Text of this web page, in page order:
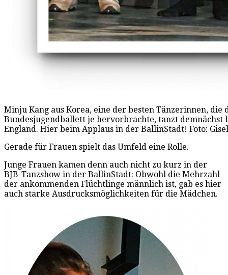
Minju Kang aus Korea, eine der besten Tänzerinnen, die
Bundesjugendballett je hervorbrachte, tanzt
England. Hier beim Applaus in der BallinStadt! Foto:
Gerade für Frauen spielt das Umfeld eine Rolle.
Junge Frauen kamen denn auch nicht zu kurz in der
BJB-Tanzshow in der BallinStadt: Obwohl die Mehrzahl
der ankommenden Flüchtlinge männlich ist, gab es hier
auch starke Ausdrucksmöglichkeiten für die Mädchen.